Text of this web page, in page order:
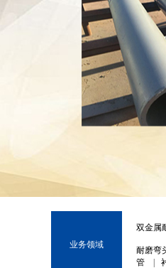
1 2
业务领域
双金属
耐磨弯
管